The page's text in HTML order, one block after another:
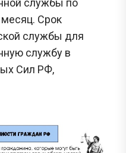
службы по
месяц. Срок
службы для
службу в
Сил РФ,